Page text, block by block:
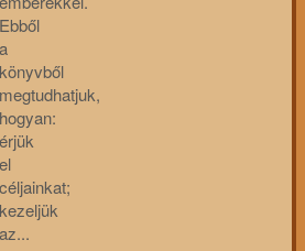
Ebből
a
könyvből
megtudhatjuk,
hogyan:
érjük
el
céljainkat;
kezeljük
az...